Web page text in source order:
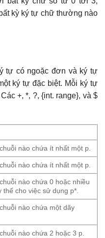
kỳ ký tự chữ thường nào
tự có ngoặc đơn và ký tự
ký tự đặc biệt. Mỗi ký tự
+, *, ?, {int. range}, và $
nào chứa ít nhất một p.
nào chứa ít nhất một p.
nào chứa 0 hoặc nhiều
thế cho việc sử dụng p*.
nào chứa một dãy
nào chứa 2 hoặc 3 p.